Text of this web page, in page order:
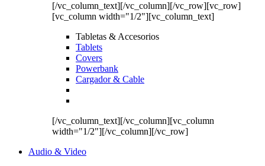
[/vc_column_text][/vc_column][/vc_row][vc_row]
[vc_column width="1/2"][vc_column_text]
Tabletas & Accesorios
Tablets
Covers
Powerbank
Cargador & Cable
[/vc_column_text][/vc_column][vc_column
width="1/2"][/vc_column][/vc_row]
Audio & Video